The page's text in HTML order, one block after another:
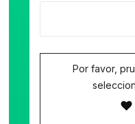
Por favor,